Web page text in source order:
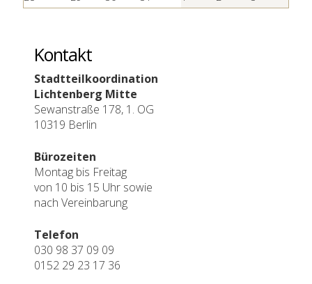
Kontakt
Stadtteilkoordination
Lichtenberg Mitte
Sewanstraße 178, 1. OG
10319 Berlin
Bürozeiten
Montag bis Freitag
von 10 bis 15 Uhr sowie
nach Vereinbarung
Telefon
030 98 37 09 09
0152 29 23 17 36